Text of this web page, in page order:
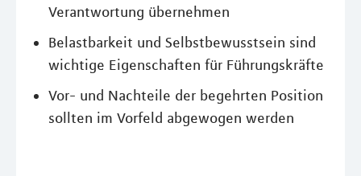
Verantwortung übernehmen
Belastbarkeit und Selbstbewusstsein sind
wichtige Eigenschaften für Führungskräfte
Vor- und Nachteile der begehrten Position
sollten im Vorfeld abgewogen werden